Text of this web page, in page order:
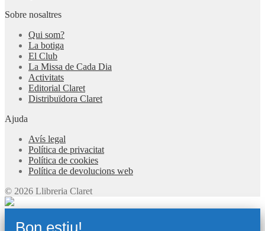
Sobre nosaltres
Qui som?
La botiga
El Club
La Missa de Cada Dia
Activitats
Editorial Claret
Distribuïdora Claret
Ajuda
Avís legal
Política de privacitat
Política de cookies
Política de devolucions web
© 2026 Llibreria Claret
Bon estiu!